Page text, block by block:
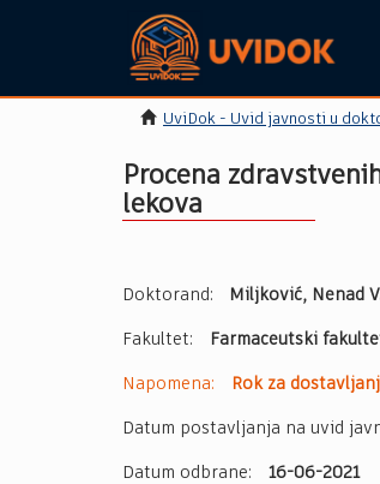
UviDok - Uvid javnosti u
Procena
lekova
Doktorand: Miljković, Nenad
Fakultet: Farmaceutski
Napomena: Rok za
Datum postavljanja na uvid
Datum odbrane: 16-06-2021